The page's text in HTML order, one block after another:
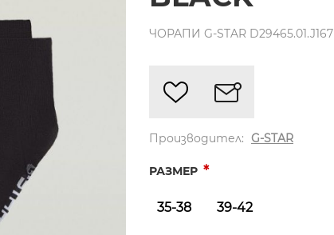
ЧОРАПИ G-STAR D29465.01.J167
Производител: G-STAR
РАЗМЕР *
35-38 39-42